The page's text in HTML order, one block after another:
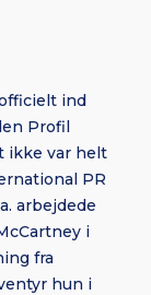
ind
Profil
ikke var helt
PR
arbejdede
i
fra
hun i